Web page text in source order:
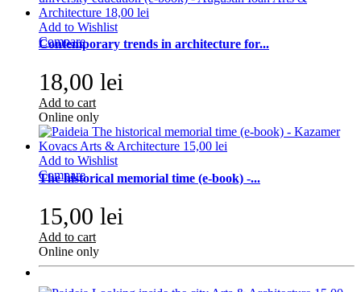
Add to Wishlist
Compare
Contemporary trends in architecture for...
18,00 lei
Add to cart
Online only
Add to Wishlist
Compare
The historical memorial time (e-book) -...
15,00 lei
Add to cart
Online only